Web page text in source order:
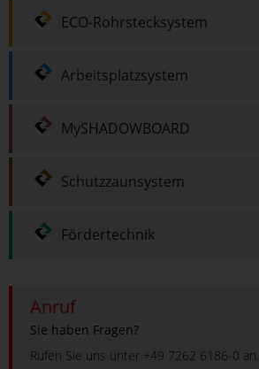
ECO-Rohrstecksystem
Arbeitsplatzsystem
MySHADOWBOARD
Schutzzaunsystem
Fördertechnik
Anruf
Sie haben Fragen?
Rufen Sie uns unter +49 7262 6186-0 an.